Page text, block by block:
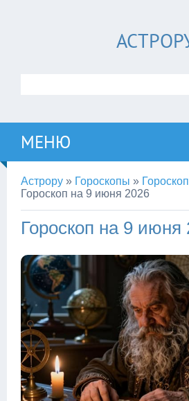
МЕНЮ
Астрору » Гороскопы »
Гороскоп на 9 июня 2026
Гороскоп на 9 июня